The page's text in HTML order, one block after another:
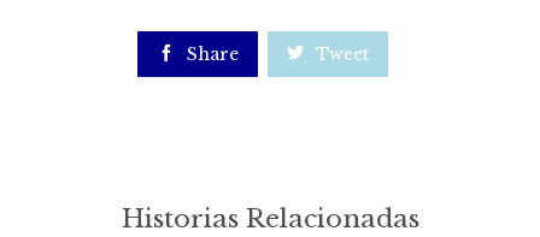
 Share  Tweet
Historias Relacionadas